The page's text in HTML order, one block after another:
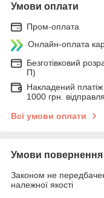
Умови оплати
Пром-оплата
Онлайн-оплата
Безготівковий
П)
Накладений
1000 грн.
Всі умови оплати
Умови повернення
Законом не
належної якості